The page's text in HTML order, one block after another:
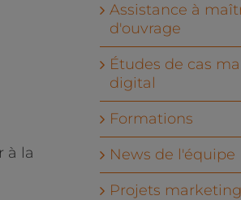
à la
Assistance à
d'ouvrage
Études de cas
digital
Formations
News de l'équipe
Projets